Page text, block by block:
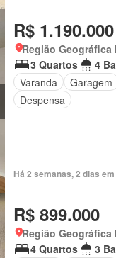
R$ 1.190.000
Região
3 Quartos
4
Varanda
Garagem
Despensa
Há 2 semanas, 2 dias
R$ 899.000
Região
4 Quartos
3